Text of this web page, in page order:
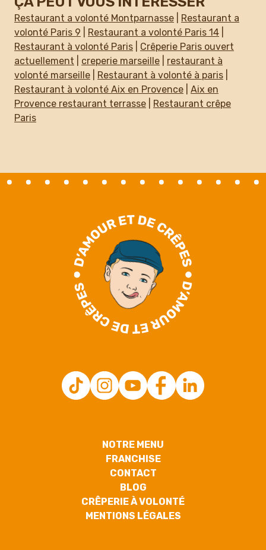
Restaurant a volonté Montparnasse
Restaurant a
volonté Paris 9
Restaurant a volonté Paris 14
Restaurant à volonté Paris
Crêperie Paris ouvert
actuellement
creperie marseille
restaurant à
volonté marseille
Restaurant à volonté à paris
Restaurant à volonté Aix en Provence
Aix en
Provence restaurant terrasse
Restaurant crêpe
Paris
NOTRE MENU
FRANCHISE
CONTACT
BLOG
CRÊPERIE À VOLONTÉ
MENTIONS LÉGALES